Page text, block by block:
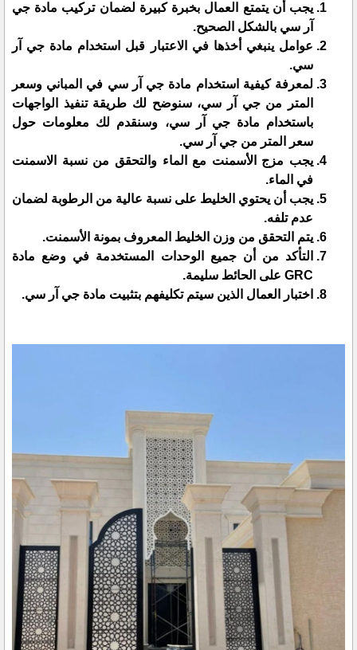
يجب أن يتمتع العمال بخبرة كبيرة لضمان تركيب مادة جي
آر سي بالشكل الصحيح.
عوامل ينبغي أخذها في الاعتبار قبل استخدام مادة جي آر
سي.
لمعرفة كيفية استخدام مادة جي آر سي في المباني وسعر
المتر من جي آر سي، سنوضح لك طريقة تنفيذ الواجهات
باستخدام مادة جي آر سي، وسنقدم لك معلومات حول
سعر المتر من جي آر سي.
يجب مزج الأسمنت مع الماء والتحقق من نسبة الاسمنت
في الماء.
يجب أن يحتوي الخليط على نسبة عالية من الرطوبة لضمان
عدم تلفه.
يتم التحقق من وزن الخليط المعروف بمونة الأسمنت.
التأكد من أن جميع الوحدات المستخدمة في وضع مادة
GRC على الحائط سليمة.
اختبار العمال الذين سيتم تكليفهم بتثبيت مادة جي آر سي.